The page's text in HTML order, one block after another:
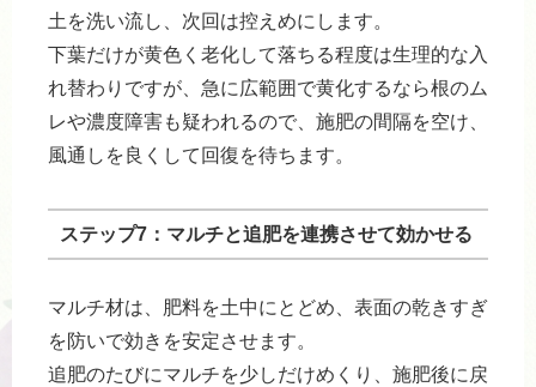
土を洗い流し、次回は控えめにします。
下葉だけが黄色く老化して落ちる程度は生理的な入
れ替わりですが、急に広範囲で黄化するなら根のム
レや濃度障害も疑われるので、施肥の間隔を空け、
風通しを良くして回復を待ちます。
ステップ7：マルチと追肥を連携させて効かせる
マルチ材は、肥料を土中にとどめ、表面の乾きすぎ
を防いで効きを安定させます。
追肥のたびにマルチを少しだけめくり、施肥後に戻